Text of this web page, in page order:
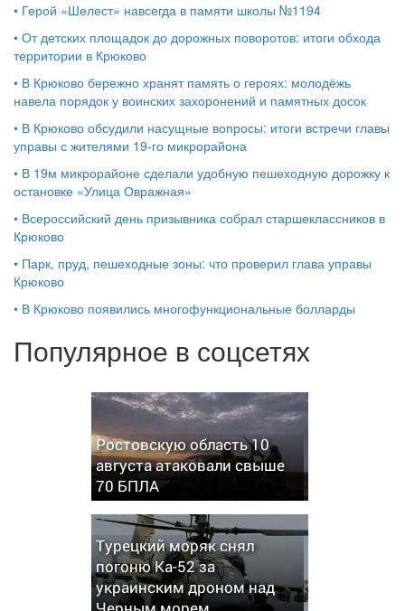
• Герой «Шелест» навсегда в памяти школы №1194
• От детских площадок до дорожных поворотов: итоги обхода
территории в Крюково
• В Крюково бережно хранят память о героях: молодёжь
навела порядок у воинских захоронений и памятных досок
• В Крюково обсудили насущные вопросы: итоги встречи главы
управы с жителями 19‑го микрорайона
• В 19м микрорайоне сделали удобную пешеходную дорожку к
остановке «Улица Овражная»
• Всероссийский день призывника собрал старшеклассников в
Крюково
• Парк, пруд, пешеходные зоны: что проверил глава управы
Крюково
• В Крюково появились многофункциональные болларды
Популярное в соцсетях
Ростовскую область 10
августа атаковали свыше
70 БПЛА
Турецкий моряк снял
погоню Ка-52 за
украинским дроном над